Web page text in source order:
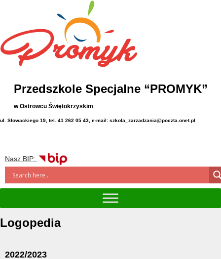
Przedszkole Specjalne “PROMYK”
w Ostrowcu Świętokrzyskim
ul. Słowackiego 19, tel. 41 262 05 43, e-mail: szkola_zarzadzania@poczta.onet.pl
Nasz BIP:
Logopedia
2022/2023